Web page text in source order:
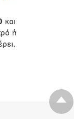
και
ή